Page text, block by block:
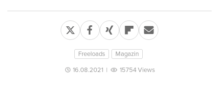
Freeloads Magazin
16.08.2021| 15754 Views